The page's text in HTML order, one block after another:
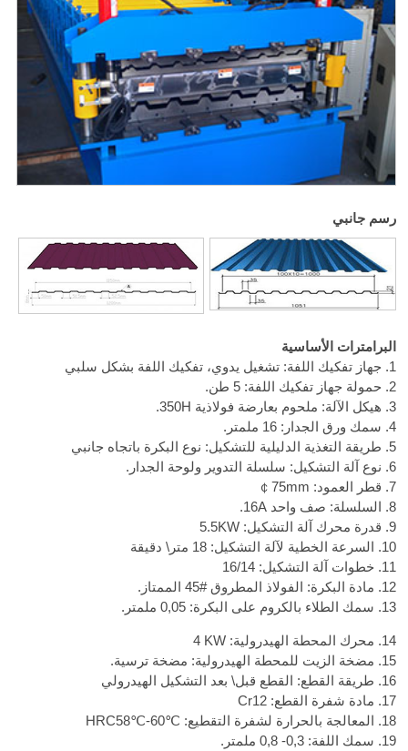
رسم جانبي
البرامترات الأساسية
1. جهاز تفكيك اللفة: تشغيل يدوي، تفكيك اللفة بشكل سلبي
2. حمولة جهاز تفكيك اللفة: 5 طن.
3. هيكل الآلة: ملحوم بعارضة فولاذية 350H.
4. سمك ورق الجدار: 16 ملمتر.
5. طريقة التغذية الدليلية للتشكيل: نوع البكرة باتجاه جانبي
6. نوع آلة التشكيل: سلسلة التدوير ولوحة الجدار.
7. قطر العمود:
￠75mm
8. السلسلة: صف واحد 16A.
9. قدرة محرك آلة التشكيل: 5.5KW
10. السرعة الخطية لآلة التشكيل: 18 متر\ دقيقة
11. خطوات آلة التشكيل: 16/14
12. مادة البكرة: الفولاذ المطروق
45# الممتاز.
13. سمك الطلاء بالكروم على البكرة: 0,05 ملمتر.
14. محرك المحطة الهيدرولية:
4 KW
15. مضخة الزيت للمحطة الهيدرولية: مضخة ترسية.
16. طريقة القطع: القطع قبل\ بعد التشكيل الهيدرولي
17. مادة شفرة القطع: Cr12
18. المعالجة بالحرارة لشفرة التقطيع:
HRC58℃-60℃
19. سمك اللفة: 0,3- 0,8 ملمتر.